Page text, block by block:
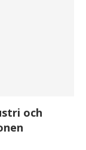
och